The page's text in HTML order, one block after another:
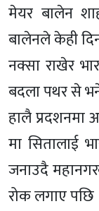
मेयर बालेन
बालेनले केही
नक्सा राखेर
बदला पथर से
हालै प्रदशनमा
मा सितालाई
जनाउदै
रोक लगाए पछि